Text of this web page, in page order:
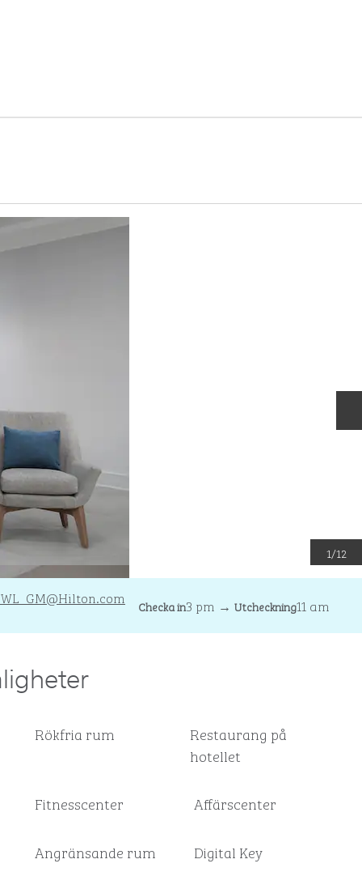
1/12
@Hilton.com Checka in3 pm → Utcheckning11 am
Rökfria rum
Restaurang på
hotellet
Fitnesscenter Affärscenter
Angränsande rum Digital Key